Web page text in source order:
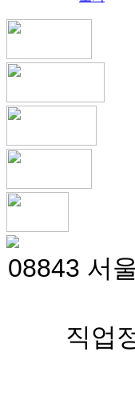
08843 서
직업